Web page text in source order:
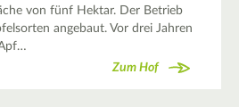
von fünf Hektar. Der Betrieb
angebaut. Vor drei Jahren
Zum Hof